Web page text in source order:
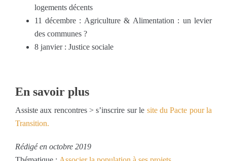
logements décents
11 décembre : Agriculture & Alimentation : un levier
des communes ?
8 janvier : Justice sociale
En savoir plus
Assiste aux rencontres > s’inscrire sur le site du Pacte pour la
Transition.
Rédigé en octobre 2019